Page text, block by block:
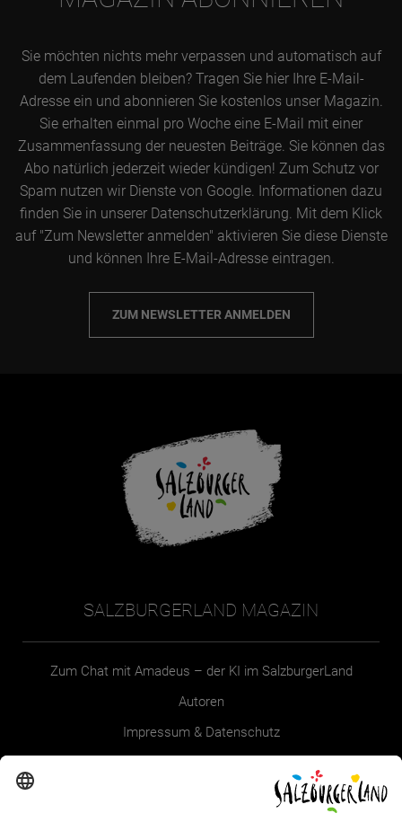
Sie möchten nichts mehr verpassen und automatisch auf
dem Laufenden bleiben? Tragen Sie hier Ihre E-Mail-
Adresse ein und abonnieren Sie kostenlos unser Magazin.
Sie erhalten einmal pro Woche eine E-Mail mit einer
Zusammenfassung der neuesten Beiträge. Sie können das
Abo natürlich jederzeit wieder kündigen! Zum Schutz vor
Spam nutzen wir Dienste von Google. Informationen dazu
finden Sie in unserer Datenschutzerklärung. Mit dem Klick
auf "Zum Newsletter anmelden" aktivieren Sie diese Dienste
und können Ihre E-Mail-Adresse eintragen.
ZUM NEWSLETTER ANMELDEN
SALZBURGERLAND MAGAZIN
Zum Chat mit Amadeus – der KI im SalzburgerLand
Autoren
Impressum & Datenschutz